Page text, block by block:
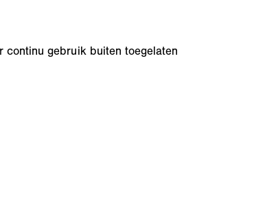
continu gebruik buiten toegelaten